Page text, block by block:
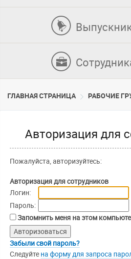
ГЛАВНАЯ СТРАНИЦА РАБОЧИЕ
Авторизация для
Пожалуйста, авторизуйтесь:
Авторизация для сотрудников
Логин:
Пароль:
Запомнить меня на этом
Забыли свой пароль?
Следуйте на форму для запроса